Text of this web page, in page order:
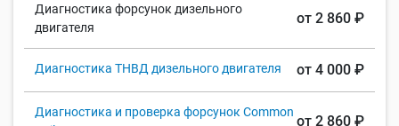
Диагностика форсунок дизельного
двигателя
от 2 860 ₽
Диагностика ТНВД дизельного двигателя от 4 000 ₽
Диагностика и проверка форсунок Common
от 2 860 ₽